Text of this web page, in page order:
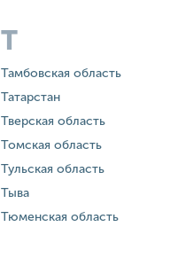
Т
Тамбовская область
Татарстан
Тверская область
Томская область
Тульская область
Тыва
Тюменская область